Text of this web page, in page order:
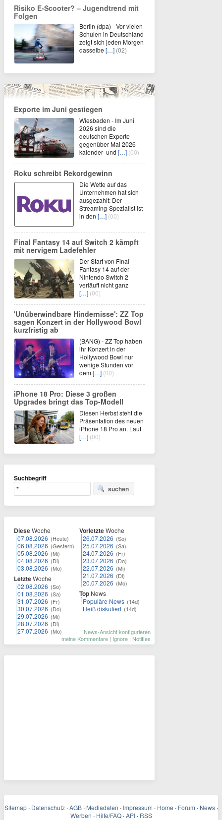
Risiko E-Scooter? – Jugendtrend mit
Folgen
Berlin (dpa) - Vor vielen
Schulen in Deutschland
zeigt sich jeden Morgen
dasselbe […] (02)
Exporte im Juni gestiegen
Wiesbaden - Im Juni
2026 sind die
deutschen Exporte
gegenüber Mai 2026
kalender- und […] (00)
Roku schreibt Rekordgewinn
Die Wette auf das
Unternehmen hat sich
ausgezahlt: Der
Streaming-Spezialist ist
in den […] (00)
Final Fantasy 14 auf Switch 2 kämpft
mit nervigem Ladefehler
Der Start von Final
Fantasy 14 auf der
Nintendo Switch 2
verläuft nicht ganz
[…] (00)
'Unüberwindbare Hindernisse': ZZ Top
sagen Konzert in der Hollywood Bowl
kurzfristig ab
(BANG) - ZZ Top haben
ihr Konzert in der
Hollywood Bowl nur
wenige Stunden vor
dem[…] (00)
iPhone 18 Pro: Diese 3 großen
Upgrades bringt das Top-Modell
Diesen Herbst steht die
Präsentation des neuen
iPhone 18 Pro an. Laut
[…] (00)
Suchbegriff
suchen
DieseWoche
07.08.2026 (Heute)
06.08.2026 (Gestern)
05.08.2026 (Mi)
04.08.2026 (Di)
03.08.2026 (Mo)
LetzteWoche
02.08.2026 (So)
01.08.2026 (Sa)
31.07.2026 (Fr)
30.07.2026 (Do)
29.07.2026 (Mi)
28.07.2026 (Di)
27.07.2026 (Mo)
VorletzteWoche
26.07.2026 (So)
25.07.2026 (Sa)
24.07.2026 (Fr)
23.07.2026 (Do)
22.07.2026 (Mi)
21.07.2026 (Di)
20.07.2026 (Mo)
Top News
Populäre News (14d)
Heiß diskutiert (14d)
News-Ansicht konfigurieren
meine Kommentare | Ignore | Notifies
Sitemap · Datenschutz · AGB · Mediadaten · Impressum · Home · Forum · News ·
Werben · Hilfe/FAQ · API · RSS